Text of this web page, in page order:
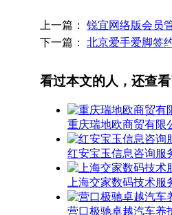
上一篇： 锐宜网络版会员
下一篇： 北京爱手爱脚签
看过本文的人，还查看
重庆瑞地欧商贸有限
红安宝玉信息咨询服
上海交家数码技术
营口极驰卓越汽车养